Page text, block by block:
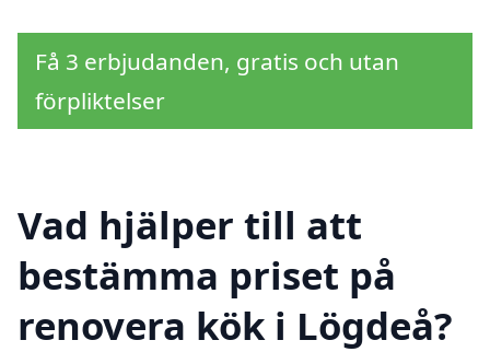
Få 3 erbjudanden, gratis och utan
förpliktelser
Vad hjälper till att
bestämma priset på
renovera kök i Lögdeå?